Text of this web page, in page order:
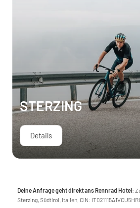
STERZING
Details
Deine Anfrage geht direkt ans Rennrad Hotel:
Sterzing, Südtirol, Italien, CIN: